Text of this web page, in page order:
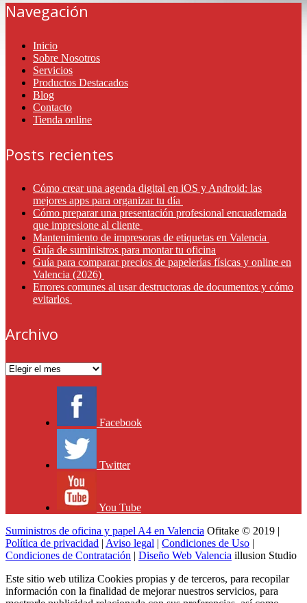
Navegación
Inicio
Sobre Nosotros
Servicios
Productos Destacados
Blog
Contacto
Tienda online
Posts recientes
Cómo crear una agenda digital en iOS y Android: las
mejores apps para organizar tu día
Cómo preparar una presentación profesional encuadernada
que impresione al cliente
Mantenimiento de impresoras de etiquetas en Valencia
Guía de suministros para montar tu oficina
Guía para comparar precios de papelerías físicas y online en
Valencia (2026)
Errores comunes al usar destructoras de documentos y cómo
evitarlos
Archivo
Archivo
Facebook
Twitter
You Tube
Suministros de oficina y papel A4 en Valencia Ofitake © 2019 |
Política de privacidad | Aviso legal | Condiciones de Uso |
Condiciones de Contratación | Diseño Web Valencia illusion Studio
Este sitio web utiliza Cookies propias y de terceros, para recopilar
información con la finalidad de mejorar nuestros servicios, para